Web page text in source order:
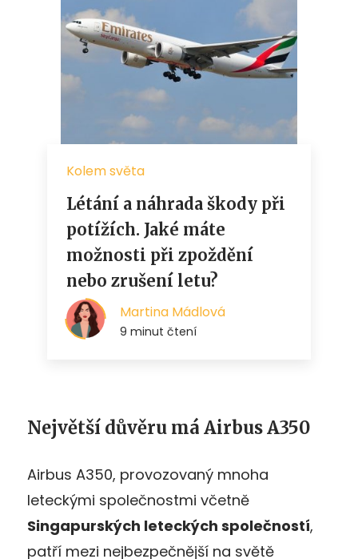
Největší důvěru má Airbus A350
Airbus A350, provozovaný mnoha
leteckými společnostmi včetně
Singapurských leteckých společností,
patří mezi nejbezpečnější na světě